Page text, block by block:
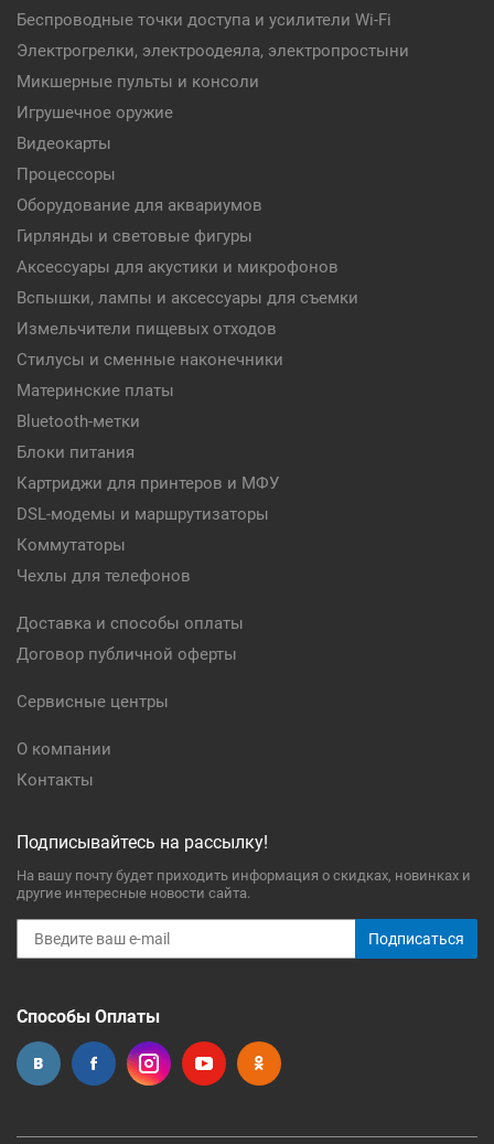
Беспроводные точки доступа и усилители Wi-Fi
Электрогрелки, электроодеяла, электропростыни
Микшерные пульты и консоли
Игрушечное оружие
Видеокарты
Процессоры
Оборудование для аквариумов
Гирлянды и световые фигуры
Аксессуары для акустики и микрофонов
Вспышки, лампы и аксессуары для съемки
Измельчители пищевых отходов
Стилусы и сменные наконечники
Материнские платы
Bluetooth-метки
Блоки питания
Картриджи для принтеров и МФУ
DSL-модемы и маршрутизаторы
Коммутаторы
Чехлы для телефонов
Доставка и способы оплаты
Договор публичной оферты
Сервисные центры
О компании
Контакты
Подписывайтесь на рассылку!
На вашу почту будет приходить информация о скидках, новинках и
другие интересные новости сайта.
Подписаться
Способы Оплаты